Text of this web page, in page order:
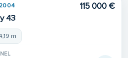
43
115 000 €
m